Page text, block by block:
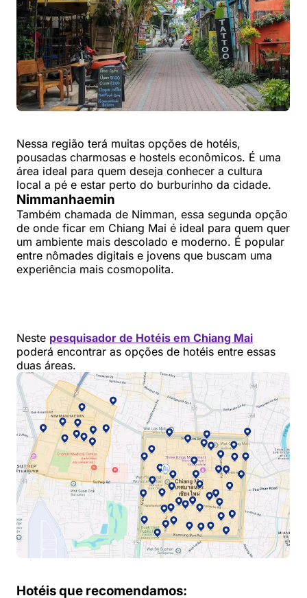
Nessa região terá muitas opções de hotéis,
pousadas charmosas e hostels econômicos. É uma
área ideal para quem deseja conhecer a cultura
local a pé e estar perto do burburinho da cidade.
Nimmanhaemin
Também chamada de Nimman, essa segunda opção
de onde ficar em Chiang Mai é ideal para quem quer
um ambiente mais descolado e moderno. É popular
entre nômades digitais e jovens que buscam uma
experiência mais cosmopolita.
Neste pesquisador de Hotéis em Chiang Mai
poderá encontrar as opções de hotéis entre essas
duas áreas.
Hotéis que recomendamos: